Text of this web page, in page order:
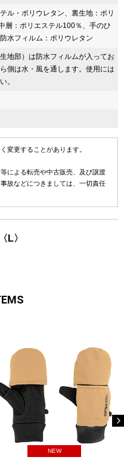
ル・ポリウレタン、裏生地：ポリ
層：ポリエステル100％、手のひ
水フィルム：ポリウレタン
地部）は防水フィルムが入ってお
側は水・風を通します。使用には
。
変更することがあります。
による転売や中古販売、及び譲渡
故などにつきましては、一切責任
L〉
NEW